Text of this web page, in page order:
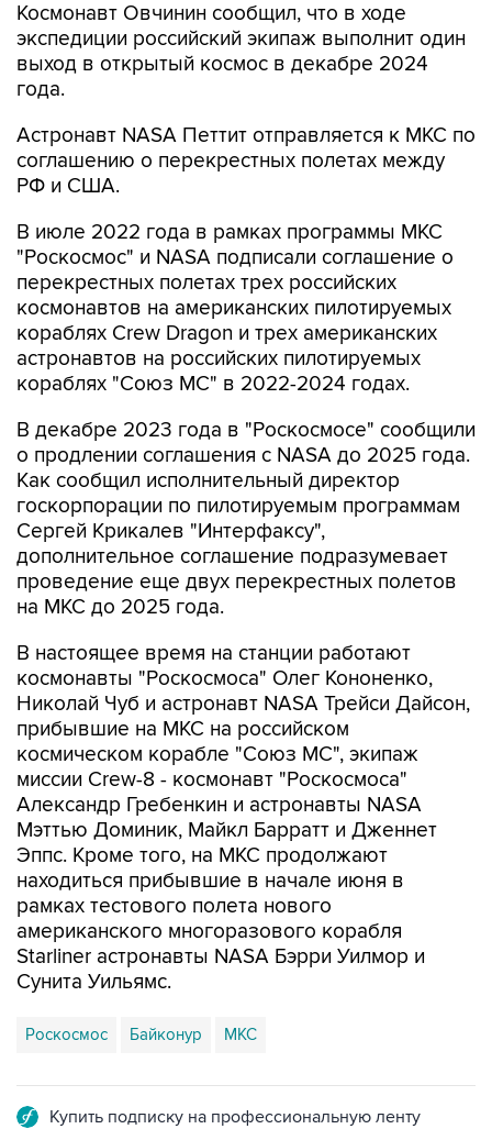
Космонавт Овчинин сообщил, что в ходе
экспедиции российский экипаж выполнит один
выход в открытый космос в декабре 2024
года.
Астронавт NASA Петтит отправляется к МКС по
соглашению о перекрестных полетах между
РФ и США.
В июле 2022 года в рамках программы МКС
"Роскосмос" и NASA подписали соглашение о
перекрестных полетах трех российских
космонавтов на американских пилотируемых
кораблях Crew Dragon и трех американских
астронавтов на российских пилотируемых
кораблях "Союз МС" в 2022-2024 годах.
В декабре 2023 года в "Роскосмосе" сообщили
о продлении соглашения с NASA до 2025 года.
Как сообщил исполнительный директор
госкорпорации по пилотируемым программам
Сергей Крикалев "Интерфаксу",
дополнительное соглашение подразумевает
проведение еще двух перекрестных полетов
на МКС до 2025 года.
В настоящее время на станции работают
космонавты "Роскосмоса" Олег Кононенко,
Николай Чуб и астронавт NASA Трейси Дайсон,
прибывшие на МКС на российском
космическом корабле "Союз МС", экипаж
миссии Crew-8 - космонавт "Роскосмоса"
Александр Гребенкин и астронавты NASA
Мэттью Доминик, Майкл Барратт и Дженнет
Эппс. Кроме того, на МКС продолжают
находиться прибывшие в начале июня в
рамках тестового полета нового
американского многоразового корабля
Starliner астронавты NASA Бэрри Уилмор и
Сунита Уильямс.
Роскосмос Байконур МКС
Купить подписку на профессиональную ленту